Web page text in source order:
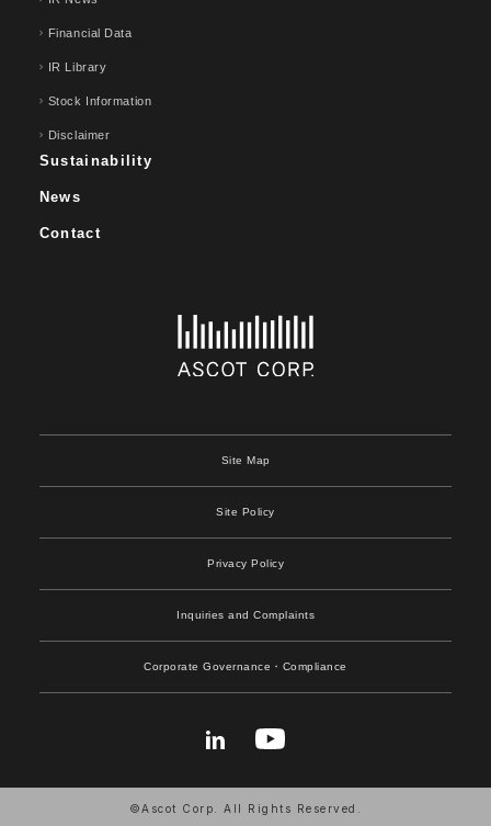
Financial Data
IR Library
Stock Information
Disclaimer
Sustainability
News
Contact
Site Map
Site Policy
Privacy Policy
Inquiries and Complaints
Corporate Governance ・Compliance
©Ascot Corp. All Rights Reserved.